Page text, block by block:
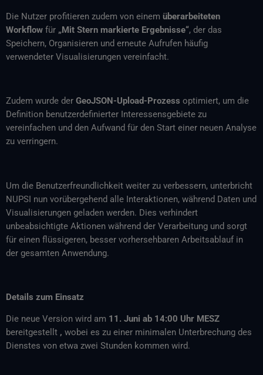
Die Nutzer profitieren zudem von einem überarbeiteten
Workflow für „Mit Stern markierte Ergebnisse“, der das
Speichern, Organisieren und erneute Aufrufen häufig
verwendeter Visualisierungen vereinfacht.
Zudem wurde der GeoJSON-Upload-Prozess optimiert, um die
Definition benutzerdefinierter Interessensgebiete zu
vereinfachen und den Aufwand für den Start einer neuen Analyse
zu verringern.
Um die Benutzerfreundlichkeit weiter zu verbessern, unterbricht
NUPSI nun vorübergehend alle Interaktionen, während Daten und
Visualisierungen geladen werden. Dies verhindert
unbeabsichtigte Aktionen während der Verarbeitung und sorgt
für einen flüssigeren, besser vorhersehbaren Arbeitsablauf in
der gesamten Anwendung.
Details zum Einsatz
Die neue Version wird am 11. Juni ab 14:00 Uhr MESZ
bereitgestellt , wobei es zu einer minimalen Unterbrechung des
Dienstes von etwa zwei Stunden kommen wird.